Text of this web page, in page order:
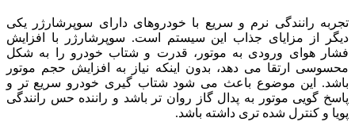
تجربه رانندگی نرم و سریع با خودروهای دارای سوپرشارژر یکی
دیگر از مزایای جذاب این سیستم است. سوپرشارژر با افزایش
فشار هوای ورودی به موتور، قدرت و شتاب خودرو را به شکل
محسوسی ارتقا می دهد، بدون اینکه نیاز به افزایش حجم موتور
باشد. این موضوع باعث می شود شتاب گیری خودرو سریع تر و
پاسخ گویی موتور به پدال گاز روان تر باشد و راننده حس رانندگی
پویا و کنترل شده تری داشته باشد.